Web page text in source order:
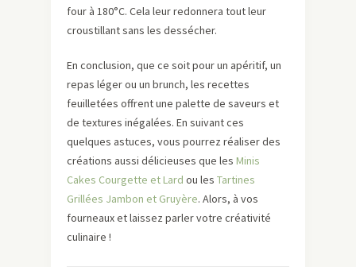
four à 180°C. Cela leur redonnera tout leur
croustillant sans les dessécher.
En conclusion, que ce soit pour un apéritif, un
repas léger ou un brunch, les recettes
feuilletées offrent une palette de saveurs et
de textures inégalées. En suivant ces
quelques astuces, vous pourrez réaliser des
créations aussi délicieuses que les Minis
Cakes Courgette et Lard ou les Tartines
Grillées Jambon et Gruyère. Alors, à vos
fourneaux et laissez parler votre créativité
culinaire !